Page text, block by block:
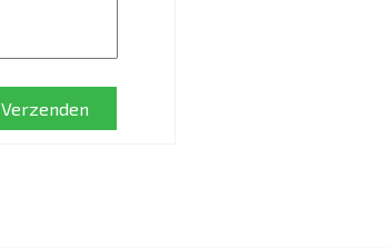
Verzenden